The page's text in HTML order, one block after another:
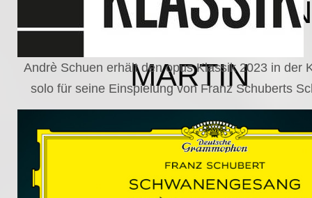
SCHUMANN
MARTIN
SCHUMANN,
LIEDERKREIS
Andrè Schuen erhält den opus Klassik 2023 in der
solo für seine Einspielung von Franz Schuberts